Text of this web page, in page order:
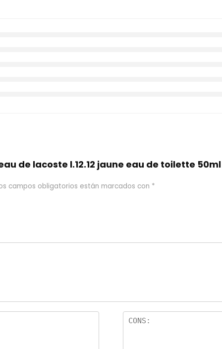
de lacoste l.12.12 jaune eau de toilette
campos obligatorios están marcados con *